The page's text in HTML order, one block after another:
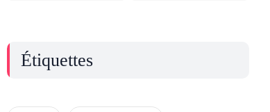
Étiquettes